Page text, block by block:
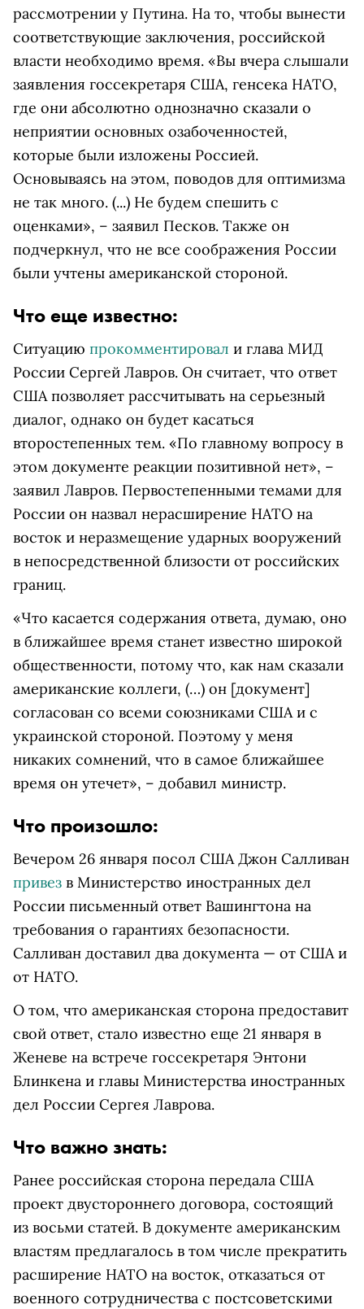
рассмотрении у Путина. На то, чтобы вынести
соответствующие заключения, российской
власти необходимо время. «Вы вчера слышали
заявления госсекретаря США, генсека НАТО,
где они абсолютно однозначно сказали о
неприятии основных озабоченностей,
которые были изложены Россией.
Основываясь на этом, поводов для оптимизма
не так много. (...) Не будем спешить с
оценками», – заявил Песков. Также он
подчеркнул, что не все соображения России
были учтены американской стороной.
Что еще известно:
Ситуацию прокомментировал и глава МИД
России Сергей Лавров. Он считает, что ответ
США позволяет рассчитывать на серьезный
диалог, однако он будет касаться
второстепенных тем. «По главному вопросу в
этом документе реакции позитивной нет», –
заявил Лавров. Первостепенными темами для
России он назвал нерасширение НАТО на
восток и неразмещение ударных вооружений
в непосредственной близости от российских
границ.
«Что касается содержания ответа, думаю, оно
в ближайшее время станет известно широкой
общественности, потому что, как нам сказали
американские коллеги, (…) он [документ]
согласован со всеми союзниками США и с
украинской стороной. Поэтому у меня
никаких сомнений, что в самое ближайшее
время он утечет», – добавил министр.
Что произошло:
Вечером 26 января посол США Джон Салливан
привез в Министерство иностранных дел
России письменный ответ Вашингтона на
требования о гарантиях безопасности.
Салливан доставил два документа — от США и
от НАТО.
О том, что американская сторона предоставит
свой ответ, стало известно еще 21 января в
Женеве на встрече госсекретаря Энтони
Блинкена и главы Министерства иностранных
дел России Сергея Лаврова.
Что важно знать:
Ранее российская сторона передала США
проект двустороннего договора, состоящий
из восьми статей. В документе американским
властям предлагалось в том числе прекратить
расширение НАТО на восток, отказаться от
военного сотрудничества с постсоветскими